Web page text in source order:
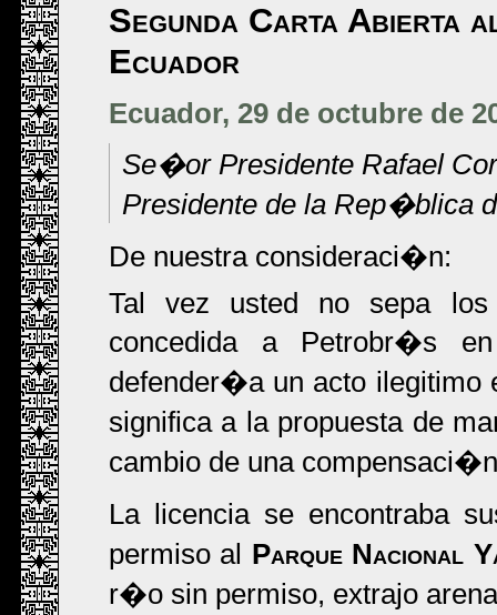
Segunda Carta Abierta
Ecuador
Ecuador, 29 de octubre de
Se�or Presidente Rafael
Presidente de la Rep�blica
De nuestra consideraci�n:
Tal vez usted no sepa los
concedida a Petrobr�s
defender�a un acto ilegitimo
significa a la propuesta de
cambio de una
La licencia se encontraba
permiso al Parque Nacional
r�o sin permiso, extrajo